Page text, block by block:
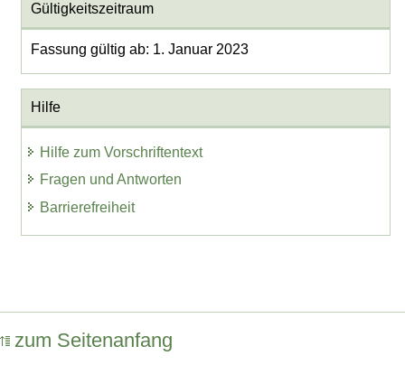
Gültigkeitszeitraum
Fassung gültig ab: 1. Januar 2023
Hilfe
Hilfe zum Vorschriftentext
Fragen und Antworten
Barrierefreiheit
zum Seitenanfang